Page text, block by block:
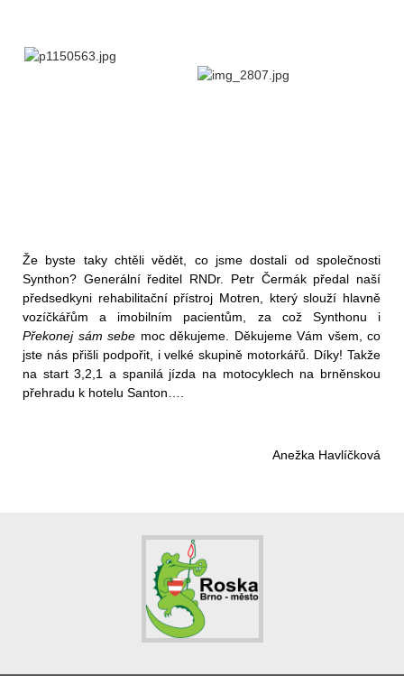
Že byste taky chtěli vědět, co jsme dostali od společnosti
Synthon? Generální ředitel RNDr. Petr Čermák předal naší
předsedkyni rehabilitační přístroj Motren, který slouží hlavně
vozíčkářům a imobilním pacientům, za což Synthonu i
Překonej sám sebe moc děkujeme. Děkujeme Vám všem, co
jste nás přišli podpořit, i velké skupině motorkářů. Díky! Takže
na start 3,2,1 a spanilá jízda na motocyklech na brněnskou
přehradu k hotelu Santon….
Anežka Havlíčková